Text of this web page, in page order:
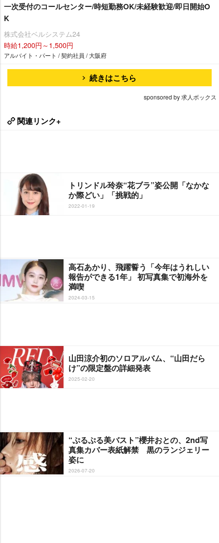
一次受付のコールセンター/時短勤務OK/未経験歓迎/即日開始O
K
株式会社ベルシステム24
時給1,200円～1,500円
アルバイト・パート / 契約社員 / 大阪府
続きはこちら
sponsored by 求人ボックス
関連リンク+
トリンドル玲奈“花ブラ”姿公開「なかな
か際どい」「挑戦的」
2022-01-19
高石あかり、飛躍誓う「今年はうれしい
報告ができる1年」 初写真集で初海外を
満喫
2024-03-15
山田涼介初のソロアルバム、“山田だら
け”の限定盤の詳細発表
2025-02-20
“ぷるぷる美バスト”櫻井おとの、2nd写
真集カバー表紙解禁 黒のランジェリー
姿に
2026-07-20